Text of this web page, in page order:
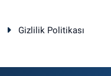
Gizlilik Politikası